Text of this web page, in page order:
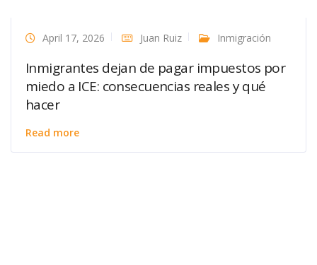
April 17, 2026 Juan Ruiz Inmigración
Inmigrantes dejan de pagar impuestos por
miedo a ICE: consecuencias reales y qué
hacer
Read more